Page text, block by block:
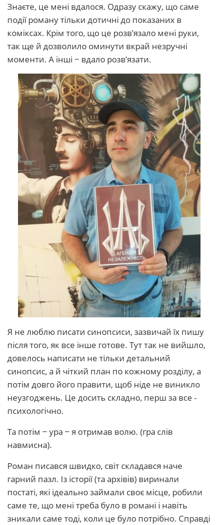
Знаєте, це мені вдалося. Одразу скажу, що саме
події роману тільки дотичні до показаних в
коміксах. Крім того, що це розв’язало мені руки,
так ще й дозволило оминути вкрай незручні
моменти. А інші ‒ вдало розв’язати.
Я не люблю писати синопсиси, зазвичай їх пишу
після того, як все інше готове. Тут так не вийшло,
довелось написати не тільки детальний
синопсис, а й чіткий план по кожному розділу, а
потім довго його правити, щоб ніде не виникло
неузгоджень. Це досить складно, перш за все -
психологічно.
Та потім ‒ ура ‒ я отримав волю. (гра слів
навмисна).
Роман писався швидко, світ складався наче
гарний пазл. Із історії (та архівів) виринали
постаті, які ідеально займали своє місце, робили
саме те, що мені треба було в романі і навіть
зникали саме тоді, коли це було потрібно. Справді